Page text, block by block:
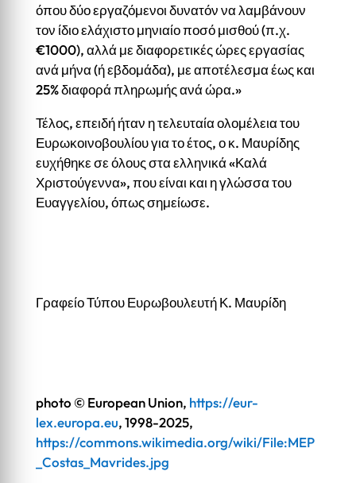
όπου δύο εργαζόμενοι δυνατόν να λαμβάνουν
τον ίδιο ελάχιστο μηνιαίο ποσό μισθού (π.χ.
€1000), αλλά με διαφορετικές ώρες εργασίας
ανά μήνα (ή εβδομάδα), με αποτέλεσμα έως και
25% διαφορά πληρωμής ανά ώρα.»
Τέλος, επειδή ήταν η τελευταία ολομέλεια του
Ευρωκοινοβουλίου για το έτος, ο κ. Μαυρίδης
ευχήθηκε σε όλους στα ελληνικά «Καλά
Χριστούγεννα», που είναι και η γλώσσα του
Ευαγγελίου, όπως σημείωσε.
Γραφείο Τύπου Ευρωβουλευτή Κ. Μαυρίδη
photo © European Union, https://eur-
lex.europa.eu, 1998-2025,
https://commons.wikimedia.org/wiki/File:MEP
_Costas_Mavrides.jpg